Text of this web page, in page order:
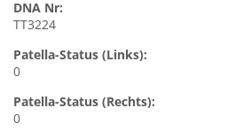
DNA Nr:
TT3224
Patella-Status (Links):
0
Patella-Status (Rechts):
0